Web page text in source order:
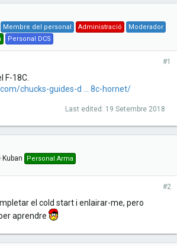
Membre del personal Administració
Moderador
Personal DCS
#1
F-18C.
chucks-guides-d ... 8c-hornet/
Last edited: 19 Setembre 2018
Personal Arma
#2
el cold start i enlairar-me, pero
aprendre